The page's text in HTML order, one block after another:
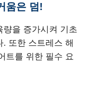
움은 덤!
량을 증가시켜 기초
또한 스트레스 해
트를 위한 필수 요